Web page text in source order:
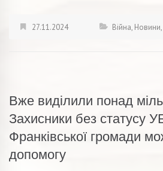
27.11.2024 Війна, Новини,
Вже виділили понад
Захисники без статусу
Франківської громади
допомогу